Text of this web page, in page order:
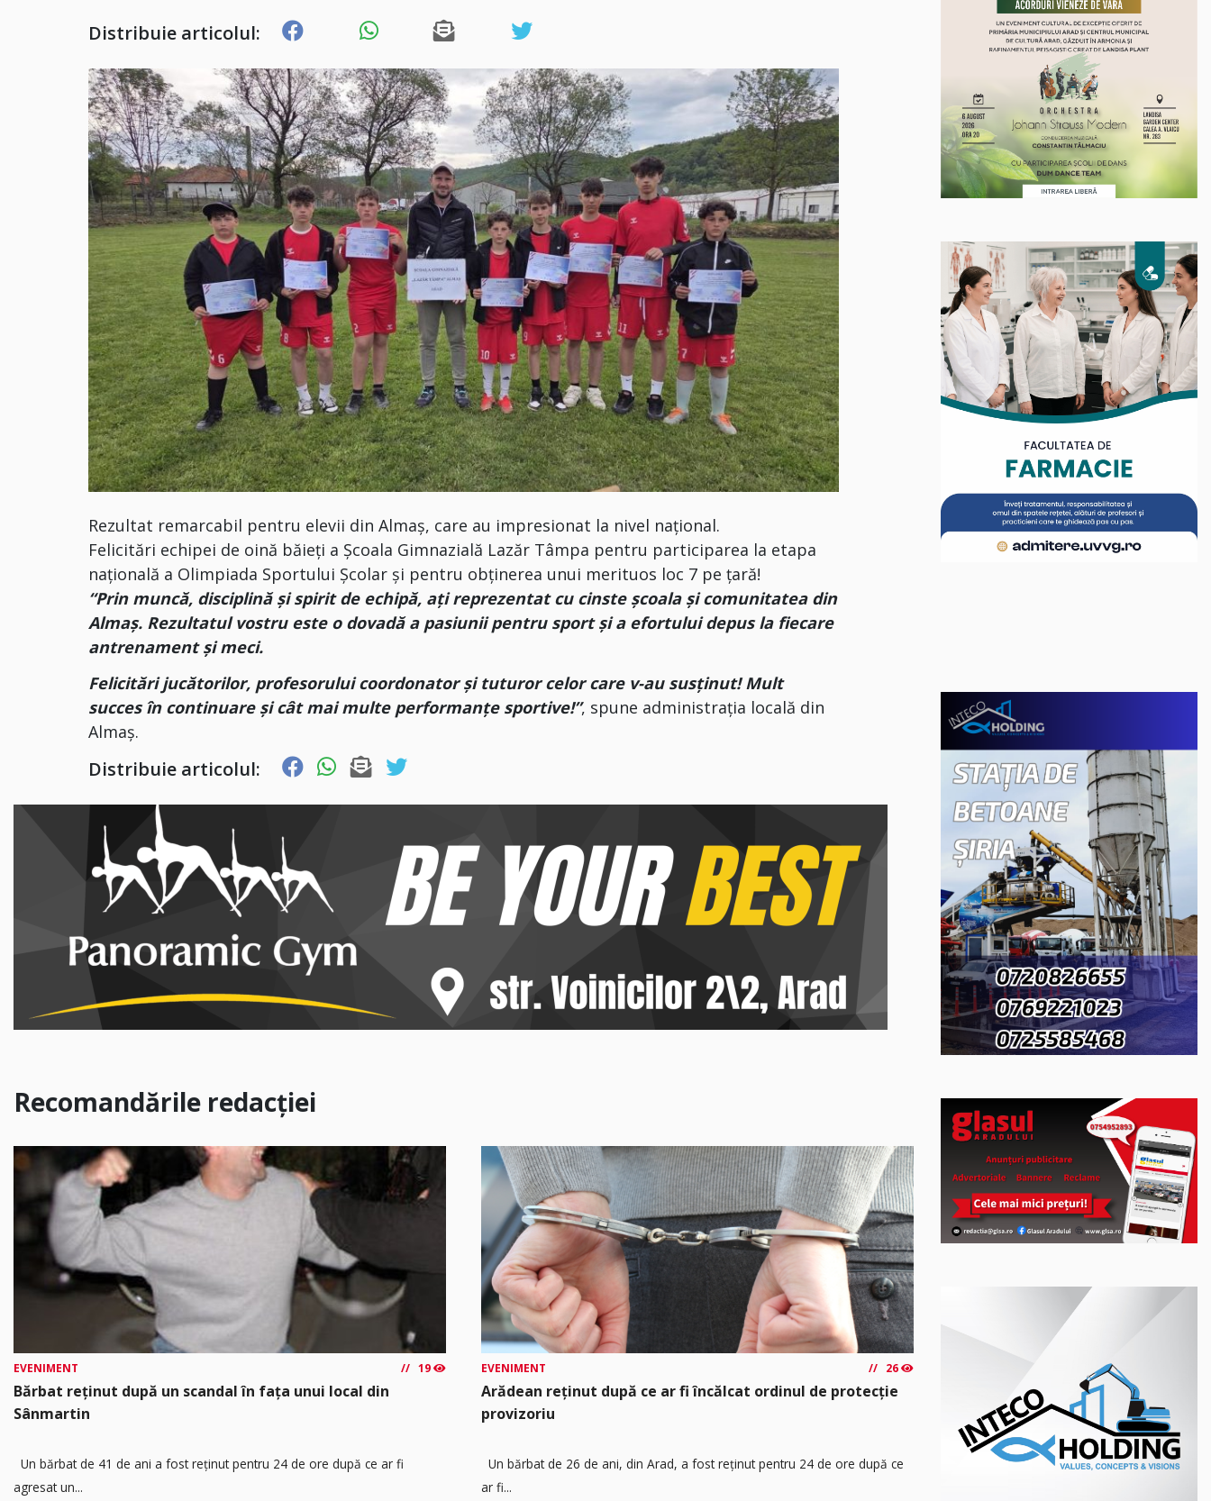
Distribuie articolul:
Rezultat remarcabil pentru elevii din Almaș, care au impresionat la nivel național.
Felicitări echipei de oină băieți a Școala Gimnazială Lazăr Tâmpa pentru participarea la etapa
națională a Olimpiada Sportului Școlar și pentru obținerea unui merituos loc 7 pe țară!
“Prin muncă, disciplină și spirit de echipă, ați reprezentat cu cinste școala și comunitatea din
Almaș. Rezultatul vostru este o dovadă a pasiunii pentru sport și a efortului depus la fiecare
antrenament și meci.
Felicitări jucătorilor, profesorului coordonator și tuturor celor care v-au susținut! Mult
succes în continuare și cât mai multe performanțe sportive!”, spune administrația locală din
Almaș.
Distribuie articolul:
Recomandările redacției
EVENIMENT 19
Bărbat reținut după un scandal în fața unui local din
Sânmartin
Un bărbat de 41 de ani a fost reținut pentru 24 de ore după ce ar fi
agresat un...
EVENIMENT 26
Arădean reținut după ce ar fi încălcat ordinul de protecție
provizoriu
Un bărbat de 26 de ani, din Arad, a fost reținut pentru 24 de ore după ce
ar fi...